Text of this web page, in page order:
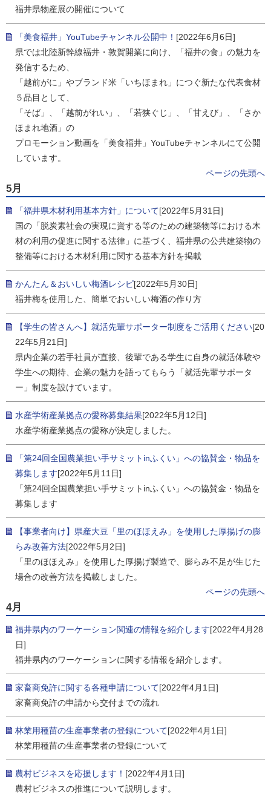
福井県物産展の開催について
「美食福井」YouTubeチャンネル公開中！ [2022年6月6日]
県では北陸新幹線福井・敦賀開業に向け、「福井の食」の魅力を
発信するため、
「越前がに」やブランド米「いちほまれ」につぐ新たな代表食材
５品目として、
「そば」、「越前がれい」、「若狭ぐじ」、「甘えび」、「さか
ほまれ地酒」の
プロモーション動画を「美食福井」YouTubeチャンネルにて公開
しています。
ページの先頭へ
5月
「福井県木材利用基本方針」について[2022年5月31日]
国の「脱炭素社会の実現に資する等のための建築物等における木
材の利用の促進に関する法律」に基づく、福井県の公共建築物の
整備等における木材利用に関する基本方針を掲載
かんたん＆おいしい梅酒レシピ[2022年5月30日]
福井梅を使用した、簡単でおいしい梅酒の作り方
【学生の皆さんへ】就活先輩サポーター制度をご活用ください[20
22年5月21日]
県内企業の若手社員が直接、後輩である学生に自身の就活体験や
学生への期待、企業の魅力を語ってもらう「就活先輩サポータ
ー」制度を設けています。
水産学術産業拠点の愛称募集結果[2022年5月12日]
水産学術産業拠点の愛称が決定しました。
「第24回全国農業担い手サミットinふくい」への協賛金・物品を
募集します[2022年5月11日]
「第24回全国農業担い手サミットinふくい」への協賛金・物品を
募集します
【事業者向け】県産大豆「里のほほえみ」を使用した厚揚げの膨
らみ改善方法[2022年5月2日]
「里のほほえみ」を使用した厚揚げ製造で、膨らみ不足が生じた
場合の改善方法を掲載しました。
ページの先頭へ
4月
福井県内のワーケーション関連の情報を紹介します[2022年4月28
日]
福井県内のワーケーションに関する情報を紹介します。
家畜商免許に関する各種申請について[2022年4月1日]
家畜商免許の申請から交付までの流れ
林業用種苗の生産事業者の登録について[2022年4月1日]
林業用種苗の生産事業者の登録について
農村ビジネスを応援します！ [2022年4月1日]
農村ビジネスの推進について説明します。